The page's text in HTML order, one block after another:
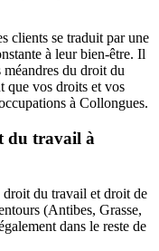
clients se traduit par une
à leur bien-être. Il
méandres du droit du
que vos droits et vos
à Collongues.
du travail à
droit du travail et droit de
(Antibes, Grasse,
dans le reste de